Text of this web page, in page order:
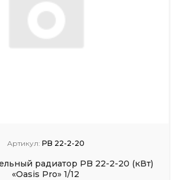
Артикул: PB 22-2-20
радиатор PB 22-2-20 (кВт)
«Oasis Pro» 1/12